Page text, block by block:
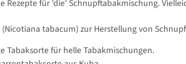
Rezepte für 'die' Schnupftabakmischung.
tabacum) zur Herstellung von
Tabaksorte für helle Tabakmischungen.